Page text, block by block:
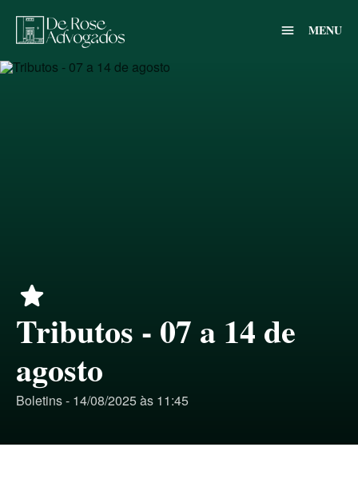
menu MENU
star
Tributos - 07 a 14 de
agosto
Boletins - 14/08/2025 às 11:45